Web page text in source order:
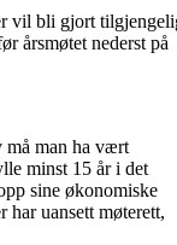
vil bli gjort
årsmøtet nederst på
må man ha vært
minst 15 år i det
sine økonomiske
uansett møterett,